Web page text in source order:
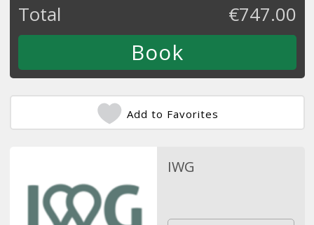
Total
€747.00
Add to Favorites
IWG